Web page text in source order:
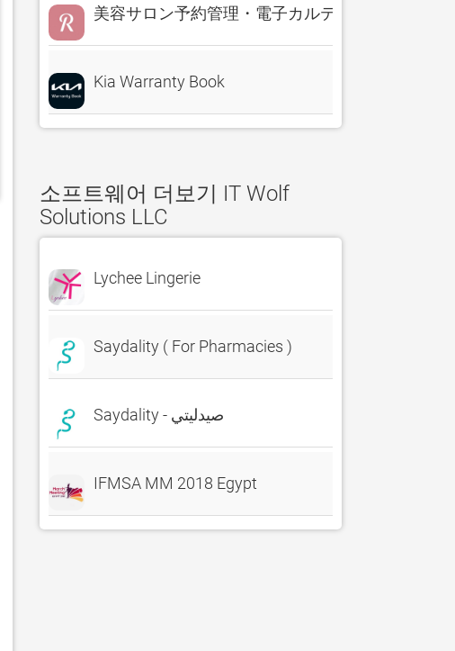
美容サロン予約管理・電子カルテ・売上分析
Kia Warranty Book
소프트웨어 더보기 IT Wolf
Solutions LLC
Lychee Lingerie
Saydality ( For Pharmacies )
Saydality - صيدليتي
IFMSA MM 2018 Egypt